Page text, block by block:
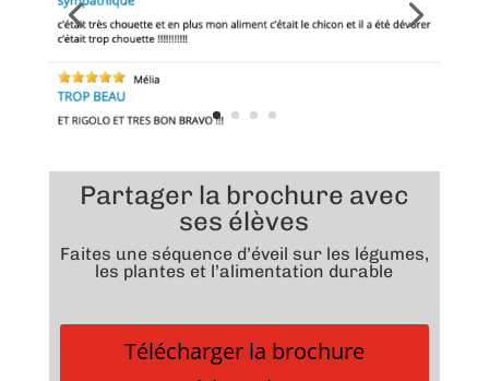
Partager la brochure avec
ses élèves
Faites une séquence d’éveil sur les légumes,
les plantes et l’alimentation durable
Télécharger la brochure